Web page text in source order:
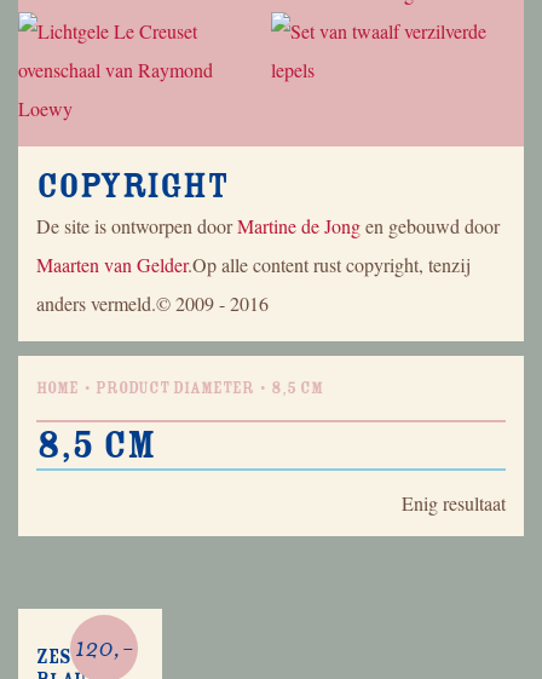
Copyright
De site is ontworpen doorMartine de Jongen gebouwd door
Maarten van Gelder.Op alle content rust copyright, tenzij
anders vermeld.© 2009 - 2016
Home Product Diameter 8,5 cm
8,5 cm
Enig resultaat
Zes 120,-